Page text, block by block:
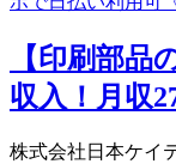
【印刷部品
収入！月収
株式会社日本ケイ